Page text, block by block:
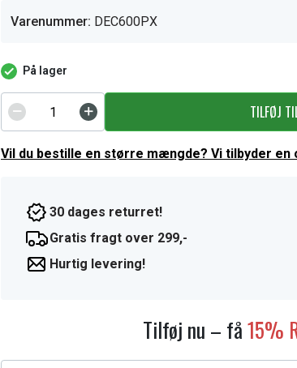
Varenummer: DEC600PX
På lager
TILFØJ
Vil du bestille en større mængde? Vi tilbyder
30 dages returret!
Gratis fragt over 299,-
Hurtig levering!
Tilføj nu – få15%